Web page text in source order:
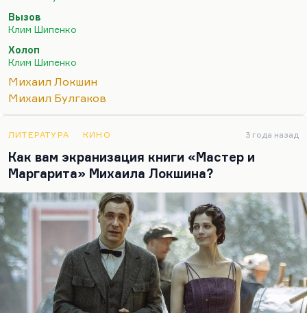
уже очень много раз, «Анна Каренина» недавно
была. А вот возьмем-ка мы «Мастера и
пафосом.
Почему – вечный вопрос – им дали так много
денег; 1,2 млрд? Почему именно Локшин получил
Вызов
Клим Шипенко
Холоп
Клим Шипенко
Михаил Локшин
Михаил Булгаков
ЛИТЕРАТУРА КИНО 3 года назад
Как вам экранизация книги «Мастер и
Маргарита» Михаила Локшина?